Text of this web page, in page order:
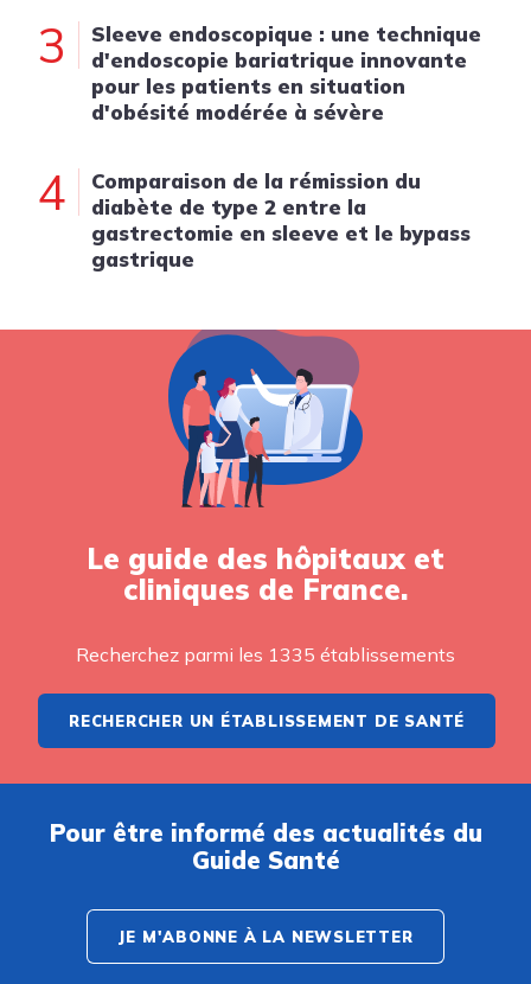
3
Sleeve endoscopique : une technique
d'endoscopie bariatrique innovante
pour les patients en situation
d'obésité modérée à sévère
4
Comparaison de la rémission du
diabète de type 2 entre la
gastrectomie en sleeve et le bypass
gastrique
Le guide des hôpitaux et
cliniques de France.
Recherchez parmi les 1335 établissements
RECHERCHER UN ÉTABLISSEMENT DE SANTÉ
Pour être informé des actualités du
Guide Santé
JE M'ABONNE À LA NEWSLETTER